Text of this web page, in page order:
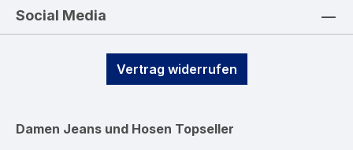
Social Media
Vertrag widerrufen
Damen Jeans und Hosen Topseller